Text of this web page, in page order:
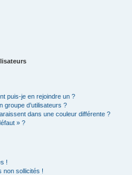
puis-je en rejoindre un ?
groupe d’utilisateurs ?
dans une couleur différente ?
» ?
!
non sollicités !